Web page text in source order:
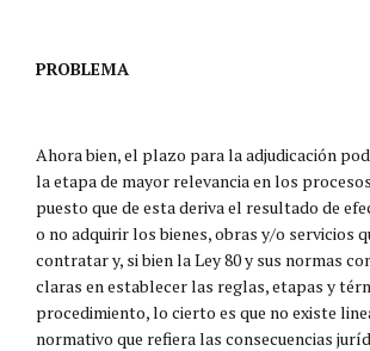
PROBLEMA
Ahora bien, el plazo para la adjudicación
la etapa de mayor relevancia en los
puesto que de esta deriva el resultado de
o no adquirir los bienes, obras y/o servicios
contratar y, si bien la Ley 80 y sus normas
claras en establecer las reglas, etapas y
procedimiento, lo cierto es que no existe
normativo que refiera las consecuencias